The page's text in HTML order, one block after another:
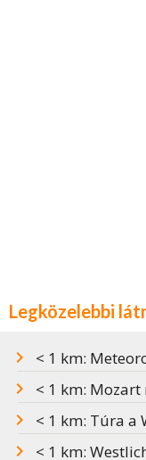
Legközelebbi
< 1 km:
< 1 km:
< 1 km: Túra a
< 1 km: